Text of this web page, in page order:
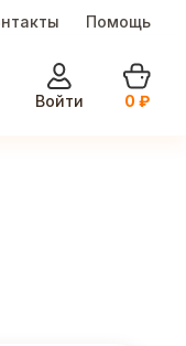
Помощь
Войти
0 ₽